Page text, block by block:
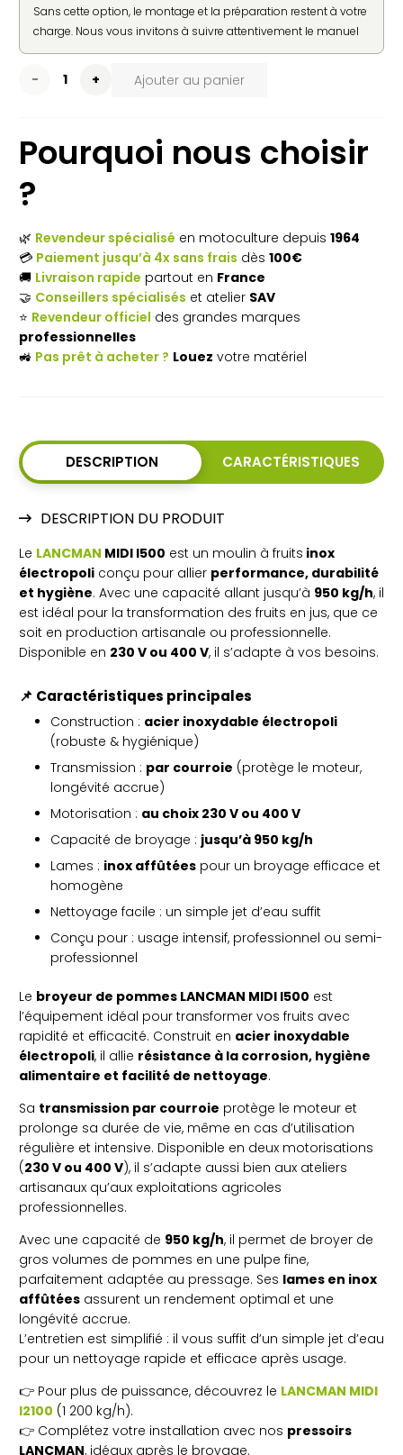
Sans cette option, le montage et la préparation restent à votre
charge. Nous vous invitons à suivre attentivement le manuel
d'utilisation fourni par le constructeur pour une mise en
service en toute sécurité.
quantité
LANCMAN
I500
–
Moulin
à
fruits
inox
kg/h
Ajouter au panier
Pourquoi nous choisir
?
🌿 Revendeur spécialisé en motoculture depuis 1964
💳 Paiement jusqu’à 4x sans frais dès 100€
🚚 Livraison rapide partout en France
🤝 Conseillers spécialisés et atelier SAV
⭐ Revendeur officiel des grandes marques
professionnelles
🚜 Pas prêt à acheter ? Louez votre matériel
DESCRIPTION CARACTÉRISTIQUES
DESCRIPTION DU PRODUIT
Le LANCMAN MIDI I500 est un moulin à fruits inox
électropoli conçu pour allier performance, durabilité
et hygiène. Avec une capacité allant jusqu’à 950 kg/h, il
est idéal pour la transformation des fruits en jus, que ce
soit en production artisanale ou professionnelle.
Disponible en 230 V ou 400 V, il s’adapte à vos besoins.
📌 Caractéristiques principales
Construction : acier inoxydable électropoli
(robuste & hygiénique)
Transmission : par courroie (protège le moteur,
longévité accrue)
Motorisation : au choix 230 V ou 400 V
Capacité de broyage : jusqu’à 950 kg/h
Lames : inox affûtées pour un broyage efficace et
homogène
Nettoyage facile : un simple jet d’eau suffit
Conçu pour : usage intensif, professionnel ou semi-
professionnel
Le broyeur de pommes LANCMAN MIDI I500 est
l’équipement idéal pour transformer vos fruits avec
rapidité et efficacité. Construit en acier inoxydable
électropoli, il allie résistance à la corrosion, hygiène
alimentaire et facilité de nettoyage.
Sa transmission par courroie protège le moteur et
prolonge sa durée de vie, même en cas d’utilisation
régulière et intensive. Disponible en deux motorisations
(230 V ou 400 V), il s’adapte aussi bien aux ateliers
artisanaux qu’aux exploitations agricoles
professionnelles.
Avec une capacité de 950 kg/h, il permet de broyer de
gros volumes de pommes en une pulpe fine,
parfaitement adaptée au pressage. Ses lames en inox
affûtées assurent un rendement optimal et une
longévité accrue.
L’entretien est simplifié : il vous suffit d’un simple jet d’eau
pour un nettoyage rapide et efficace après usage.
👉 Pour plus de puissance, découvrez le LANCMAN MIDI
I2100 (1 200 kg/h).
👉 Complétez votre installation avec nos pressoirs
LANCMAN, idéaux après le broyage.